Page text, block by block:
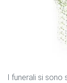
I funerali si